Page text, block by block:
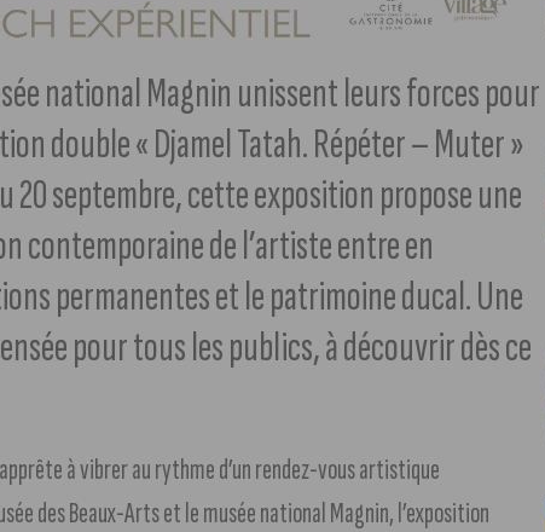
national Magnin unissent leurs forces pour
double « Djamel Tatah. Répéter – Muter »
20 septembre, cette exposition propose une
contemporaine de l’artiste entre en
permanentes et le patrimoine ducal. Une
pour tous les publics, à découvrir dès ce
à vibrer au rythme d’un rendez-vous artistique
des Beaux-Arts et le musée national Magnin, l’exposition